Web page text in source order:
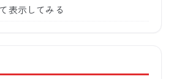
表示してみる